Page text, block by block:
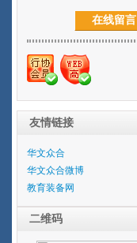
在线留言
友情链接
华文众合
华文众合微博
教育装备网
二维码